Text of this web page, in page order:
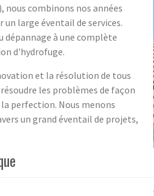
nous combinons nos années
large éventail de services.
dépannage à une complète
d'hydrofuge.
et la résolution de tous
les problèmes de façon
perfection. Nous menons
un grand éventail de projets,